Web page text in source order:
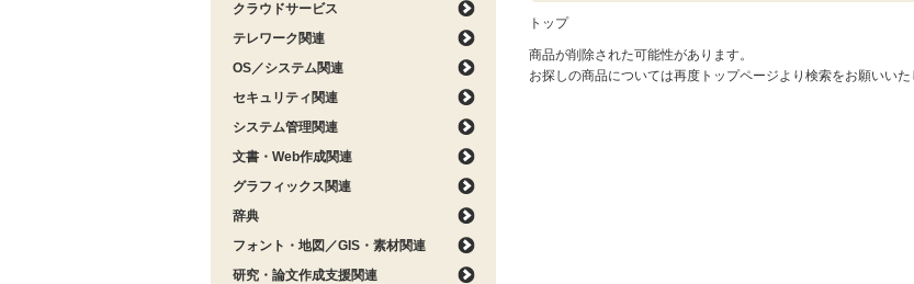
トップ
商品が削除された可能性があります。
お探しの商品については再度トップページより検索をお願いいた
クラウドサービス
テレワーク関連
OS／システム関連
セキュリティ関連
システム管理関連
文書・Web作成関連
グラフィックス関連
辞典
フォント・地図／GIS・素材関連
研究・論文作成支援関連